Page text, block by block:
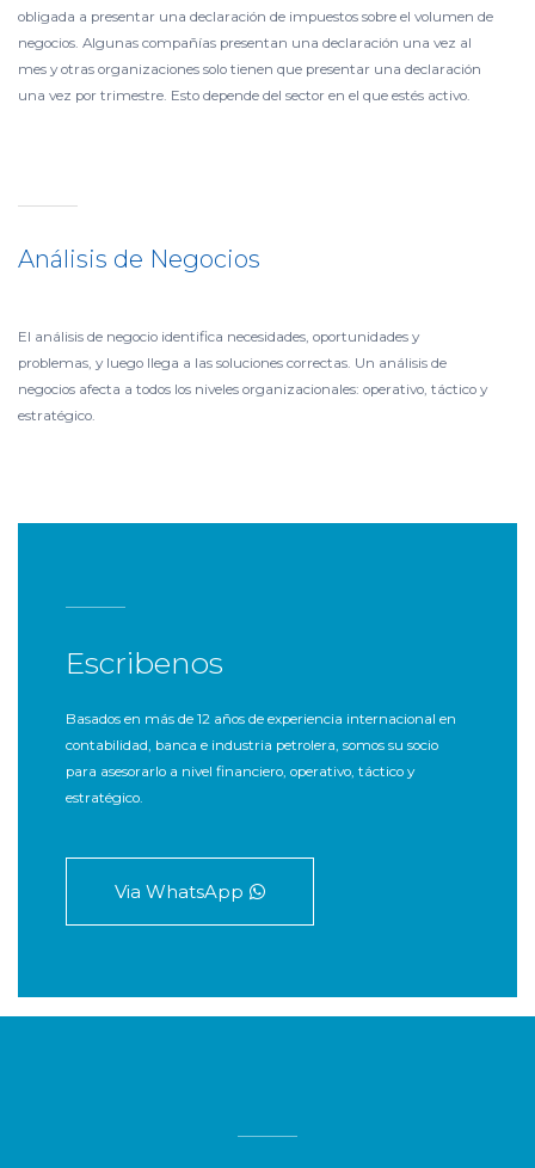
obligada a presentar una declaración de impuestos sobre el volumen de
negocios. Algunas compañías presentan una declaración una vez al
mes y otras organizaciones solo tienen que presentar una declaración
una vez por trimestre. Esto depende del sector en el que estés activo.
Análisis de Negocios
El análisis de negocio identifica necesidades, oportunidades y
problemas, y luego llega a las soluciones correctas. Un análisis de
negocios afecta a todos los niveles organizacionales: operativo, táctico y
estratégico.
Escribenos
Basados en más de 12 años de experiencia internacional en
contabilidad, banca e industria petrolera, somos su socio
para asesorarlo a nivel financiero, operativo, táctico y
estratégico.
Via WhatsApp